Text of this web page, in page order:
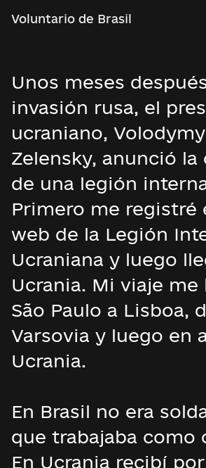
Voluntario de Brasil
Unos meses
invasión rusa, el
ucraniano,
Zelensky, anunció la
de una legión
Primero me registré
web de la Legión
Ucraniana y luego
Ucrania. Mi viaje me
São Paulo a Lisboa,
Varsovia y luego en
Ucrania.
En Brasil no era
que trabajaba como
En Ucrania recibí